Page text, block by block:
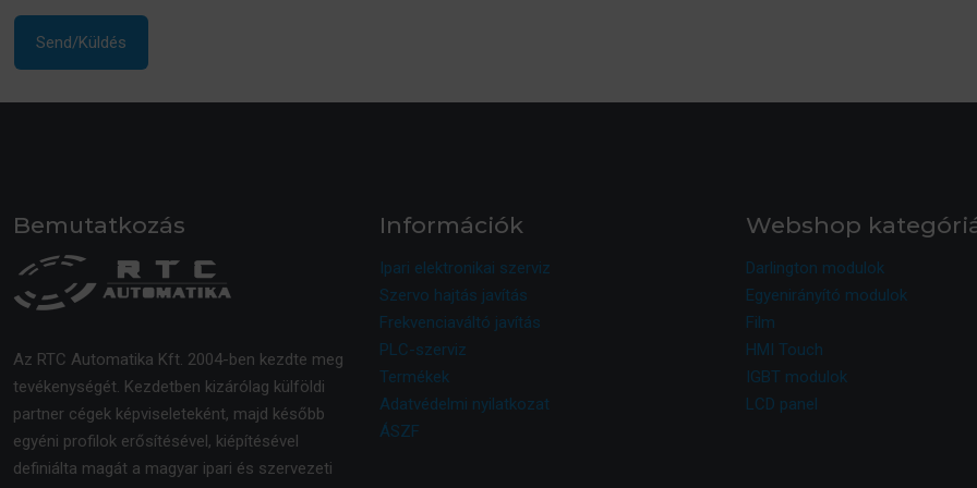
Bemutatkozás
Az RTC Automatika Kft. 2004-ben kezdte meg
tevékenységét. Kezdetben kizárólag külföldi
partner cégek képviseleteként, majd később
egyéni profilok erősítésével, kiépítésével
definiálta magát a magyar ipari és szervezeti
Információk
Ipari elektronikai szerviz
Szervo hajtás javítás
Frekvenciaváltó javítás
PLC-szerviz
Termékek
Adatvédelmi nyilatkozat
ÁSZF
Webshop
Darlington modulok
Egyenirányító modulok
Film
HMI Touch
IGBT modulok
LCD panel